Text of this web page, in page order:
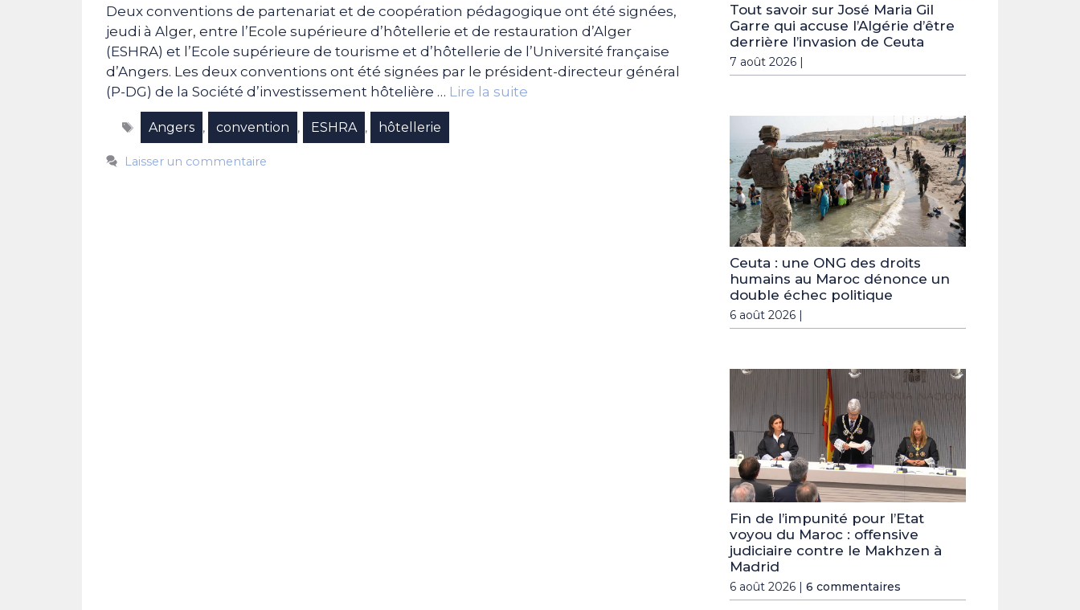
Deux conventions de partenariat et de coopération pédagogique ont été signées,
jeudi à Alger, entre l’Ecole supérieure d’hôtellerie et de restauration d’Alger
(ESHRA) et l’Ecole supérieure de tourisme et d’hôtellerie de l’Université française
d’Angers. Les deux conventions ont été signées par le président-directeur général
(P-DG) de la Société d’investissement hôtelière … Lire la suite
Étiquettes
Angers , convention , ESHRA , hôtellerie
Laisser un commentaire
Tout savoir sur José Maria Gil
Garre qui accuse l’Algérie d’être
derrière l’invasion de Ceuta
7 août 2026 |
Ceuta : une ONG des droits
humains au Maroc dénonce un
double échec politique
6 août 2026 |
Fin de l’impunité pour l’Etat
voyou du Maroc : offensive
judiciaire contre le Makhzen à
Madrid
6 août 2026 | 6 commentaires